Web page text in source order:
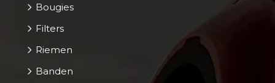
Bougies
Filters
Riemen
Banden